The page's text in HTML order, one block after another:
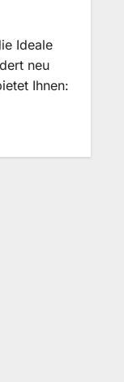
Ideale
neu
Ihnen: